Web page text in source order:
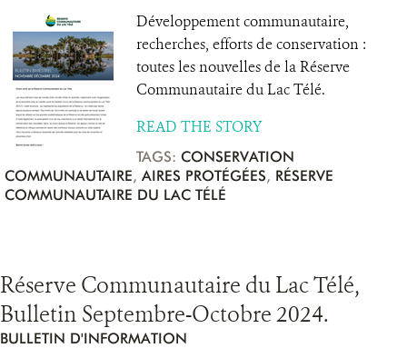
Développement communautaire,
recherches, efforts de conservation :
toutes les nouvelles de la Réserve
Communautaire du Lac Télé.
READ THE STORY
TAGS: CONSERVATION
COMMUNAUTAIRE, AIRES PROTÉGÉES, RÉSERVE
COMMUNAUTAIRE DU LAC TÉLÉ
Réserve Communautaire du Lac Télé,
Bulletin Septembre-Octobre 2024.
BULLETIN D'INFORMATION